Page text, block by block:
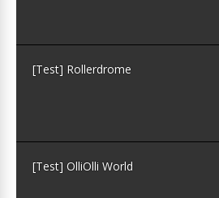
[Test] Rollerdrome
[Test] OlliOlli World